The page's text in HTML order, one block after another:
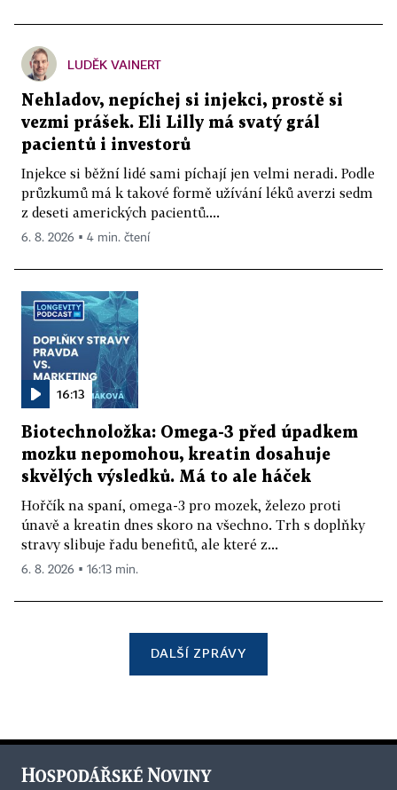
LUDĚK VAINERT
Nehladov, nepíchej si injekci, prostě si
vezmi prášek. Eli Lilly má svatý grál
pacientů i investorů
Injekce si běžní lidé sami píchají jen velmi neradi. Podle
průzkumů má k takové formě užívání léků averzi sedm
z deseti amerických pacientů....
6. 8. 2026 ▪ 4 min. čtení
16:13
Biotechnoložka: Omega-3 před úpadkem
mozku nepomohou, kreatin dosahuje
skvělých výsledků. Má to ale háček
Hořčík na spaní, omega-3 pro mozek, železo proti
únavě a kreatin dnes skoro na všechno. Trh s doplňky
stravy slibuje řadu benefitů, ale které z...
6. 8. 2026 ▪ 16:13 min.
DALŠÍ ZPRÁVY